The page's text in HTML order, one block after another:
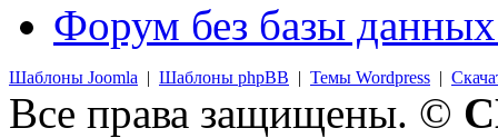
Форум без базы
Шаблоны Joomla | Шаблоны phpBB | Темы Wordpress |
Все права защищены. ©